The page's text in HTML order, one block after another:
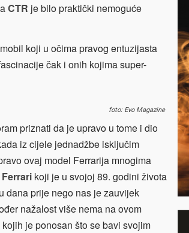
CTR je bilo praktički nemoguće
koji u očima pravog entuzijasta
čak i onih kojima super-
foto: Evo Magazine
priznati da je upravo u tome i dio
iz cijele jednadžbe isključim
ovaj model Ferrarija mnogima
Ferrari koji je u svojoj 89. godini života
dana prije nego nas je zauvijek
nažalost više nema na ovom
je ponosan što se bavi svojim